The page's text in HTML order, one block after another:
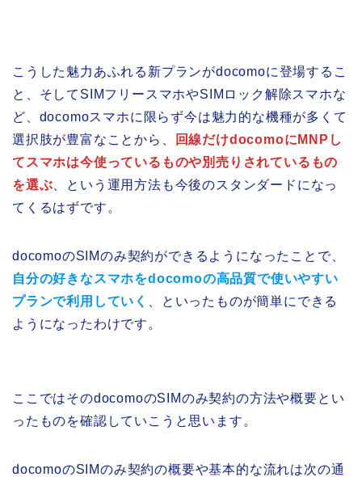
こうした魅力あふれる新プランがdocomoに登場するこ
と、そしてSIMフリースマホやSIMロック解除スマホな
ど、docomoスマホに限らず今は魅力的な機種が多くて
選択肢が豊富なことから、
回線だけdocomoにMNPし
てスマホは今使っているものや別売りされているもの
を選ぶ 、という運用方法も今後のスタンダードになっ
てくるはずです。
docomoのSIMのみ契約ができるようになったことで、
自分の好きなスマホをdocomoの高品質で使いやすい
プランで利用していく
、といったものが簡単にできる
ようになったわけです。
ここではそのdocomoのSIMのみ契約の方法や概要とい
ったものを確認していこうと思います。
docomoのSIMのみ契約の概要や基本的な流れは次の通